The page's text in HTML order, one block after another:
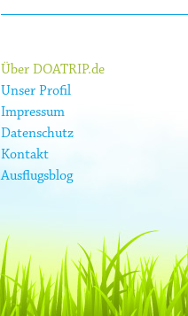
Über DOATRIP.de
Unser Profil
Impressum
Datenschutz
Kontakt
Ausflugsblog